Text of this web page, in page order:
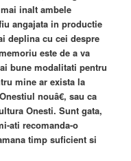
inalt ambele
angajata in productie
deplina cu cei despre
este de a va
bune modalitati pentru
mine ar exista la
nouâ€, sau ca
Onesti. Sunt gata,
ati recomanda-o
timp suficient si